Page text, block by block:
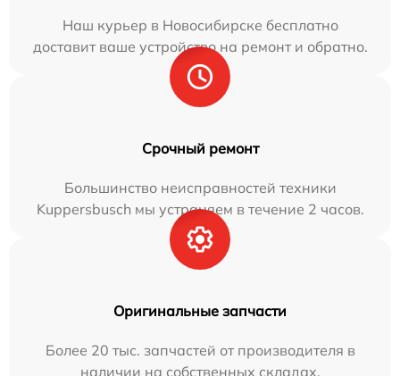
Наш курьер в Новосибирске бесплатно
доставит ваше устройство на ремонт и обратно.
Срочный ремонт
Большинство неисправностей техники
Kuppersbusch мы устраняем в течение 2 часов.
Оригинальные запчасти
Более 20 тыс. запчастей от производителя в
наличии на собственных складах.